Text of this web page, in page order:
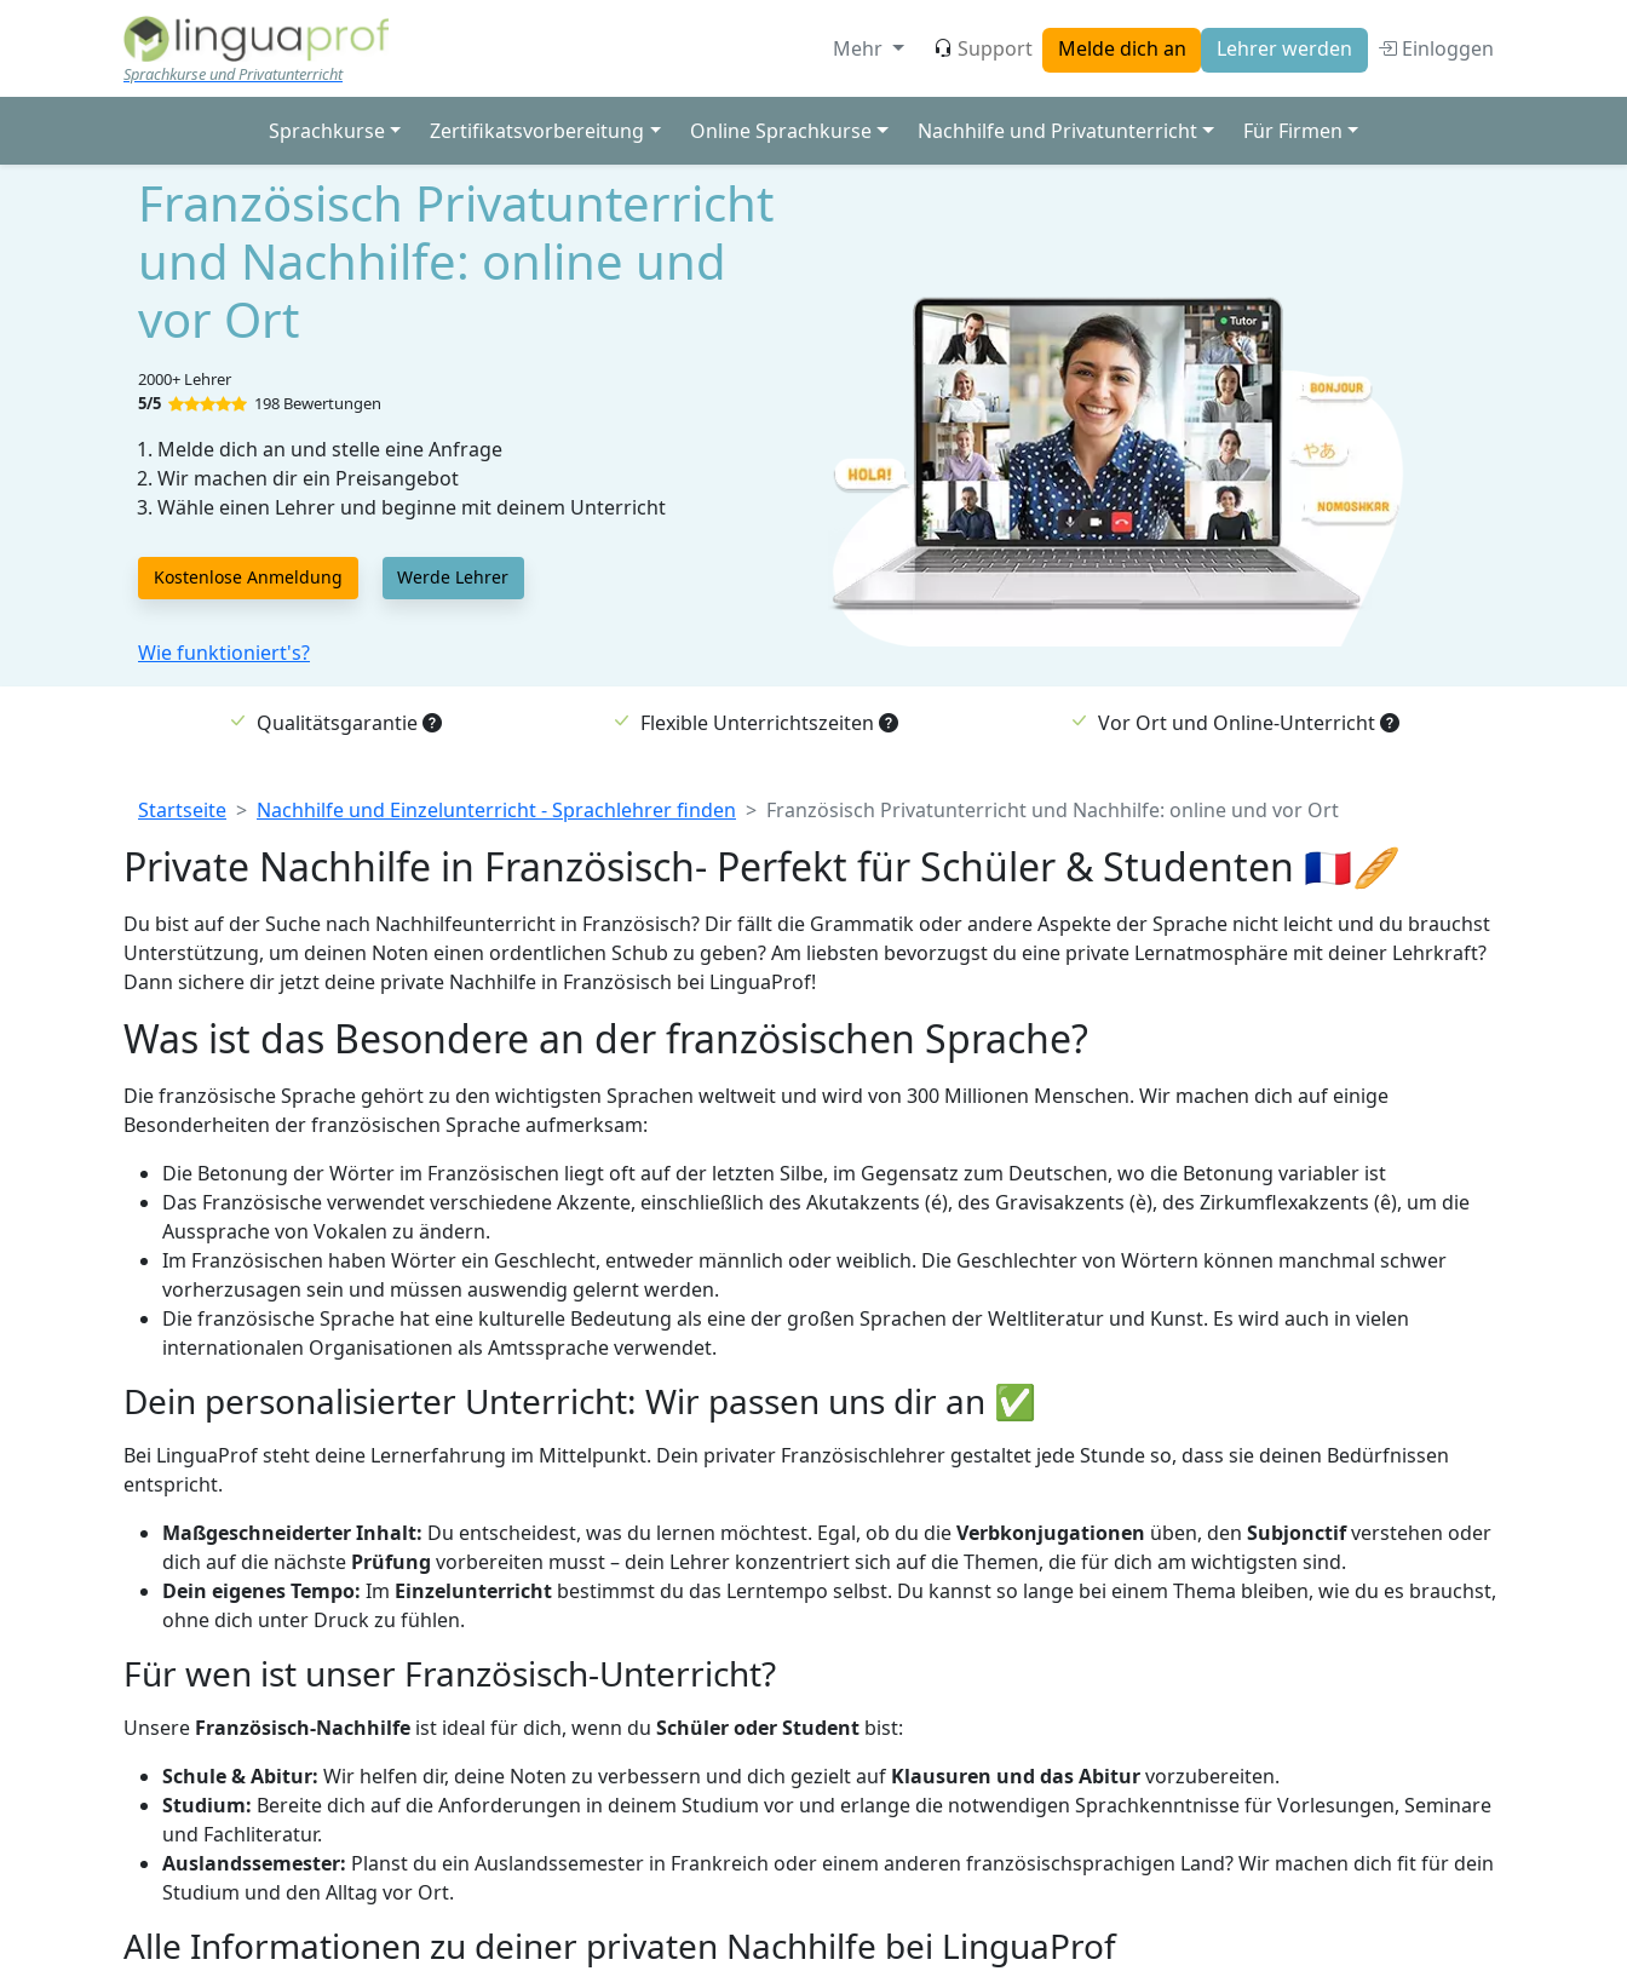
Skip to main content
Sprachkurse und Privatunterricht
Mehr Support Melde dich an Lehrer werden Einloggen
Sprachkurse Zertifikatsvorbereitung Online Sprachkurse Nachhilfe und Privatunterricht Für Firmen
Französisch Privatunterricht
und Nachhilfe: online und
vor Ort
2000+ Lehrer
5/5
198 Bewertungen
Melde dich an und stelle eine Anfrage
Wir machen dir ein Preisangebot
Wähle einen Lehrer und beginne mit deinem Unterricht
Kostenlose Anmeldung Werde Lehrer
Wie funktioniert's?
Qualitätsgarantie Flexible Unterrichtszeiten Vor Ort und Online-Unterricht
Breadcrumb
Startseite Nachhilfe und Einzelunterricht - Sprachlehrer finden Französisch Privatunterricht und Nachhilfe: online und vor Ort
Private Nachhilfe in Französisch- Perfekt für Schüler & Studenten 🇫🇷🥖
Du bist auf der Suche nach Nachhilfeunterricht in Französisch? Dir fällt die Grammatik oder andere Aspekte der Sprache nicht leicht und du brauchst
Unterstützung, um deinen Noten einen ordentlichen Schub zu geben? Am liebsten bevorzugst du eine private Lernatmosphäre mit deiner Lehrkraft?
Dann sichere dir jetzt deine private Nachhilfe in Französisch bei LinguaProf!
Was ist das Besondere an der französischen Sprache?
Die französische Sprache gehört zu den wichtigsten Sprachen weltweit und wird von 300 Millionen Menschen. Wir machen dich auf einige
Besonderheiten der französischen Sprache aufmerksam:
Die Betonung der Wörter im Französischen liegt oft auf der letzten Silbe, im Gegensatz zum Deutschen, wo die Betonung variabler ist
Das Französische verwendet verschiedene Akzente, einschließlich des Akutakzents (é), des Gravisakzents (è), des Zirkumflexakzents (ê), um die
Aussprache von Vokalen zu ändern.
Im Französischen haben Wörter ein Geschlecht, entweder männlich oder weiblich. Die Geschlechter von Wörtern können manchmal schwer
vorherzusagen sein und müssen auswendig gelernt werden.
Die französische Sprache hat eine kulturelle Bedeutung als eine der großen Sprachen der Weltliteratur und Kunst. Es wird auch in vielen
internationalen Organisationen als Amtssprache verwendet.
Dein personalisierter Unterricht: Wir passen uns dir an ✅
Bei LinguaProf steht deine Lernerfahrung im Mittelpunkt. Dein privater Französischlehrer gestaltet jede Stunde so, dass sie deinen Bedürfnissen
entspricht.
Maßgeschneiderter Inhalt: Du entscheidest, was du lernen möchtest. Egal, ob du dieVerbkonjugationen üben, den Subjonctifverstehen oder
dich auf die nächste Prüfung vorbereiten musst – dein Lehrer konzentriert sich auf die Themen, die für dich am wichtigsten sind.
Dein eigenes Tempo: Im Einzelunterricht bestimmst du das Lerntempo selbst. Du kannst so lange bei einem Thema bleiben, wie du es brauchst,
ohne dich unter Druck zu fühlen.
Für wen ist unser Französisch-Unterricht?
Unsere Französisch-Nachhilfe ist ideal für dich, wenn du Schüler oder Student bist:
Schule & Abitur: Wir helfen dir, deine Noten zu verbessern und dich gezielt auf Klausuren und das Abiturvorzubereiten.
Studium: Bereite dich auf die Anforderungen in deinem Studium vor und erlange die notwendigen Sprachkenntnisse für Vorlesungen, Seminare
und Fachliteratur.
Auslandssemester: Planst du ein Auslandssemester in Frankreich oder einem anderen französischsprachigen Land? Wir machen dich fit für dein
Studium und den Alltag vor Ort.
Alle Informationen zu deiner privaten Nachhilfe bei LinguaProf